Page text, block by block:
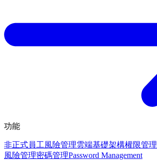
功能
非正式員工風險管理雲端基礎架構權限管理
風險管理密碼管理Password Management